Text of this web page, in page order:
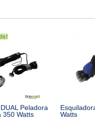
Peladora
350 Watts
Watts